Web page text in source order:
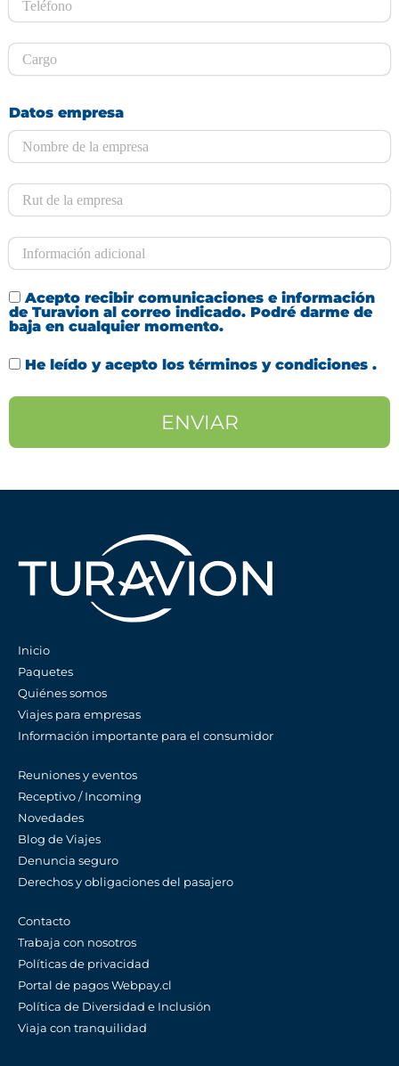
Datos empresa
Acepto recibir comunicaciones e información
de Turavion al correo indicado. Podré darme de
baja en cualquier momento.
He leído y acepto los términos y condiciones .
Inicio
Paquetes
Quiénes somos
Viajes para empresas
Información importante para el consumidor
Reuniones y eventos
Receptivo / Incoming
Novedades
Blog de Viajes
Denuncia seguro
Derechos y obligaciones del pasajero
Contacto
Trabaja con nosotros
Políticas de privacidad
Portal de pagos Webpay.cl
Política de Diversidad e Inclusión
Viaja con tranquilidad